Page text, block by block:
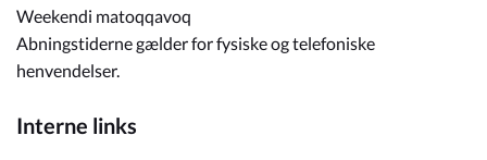
Weekendi matoqqavoq
Abningstiderne gælder for fysiske og telefoniske
henvendelser.
Interne links